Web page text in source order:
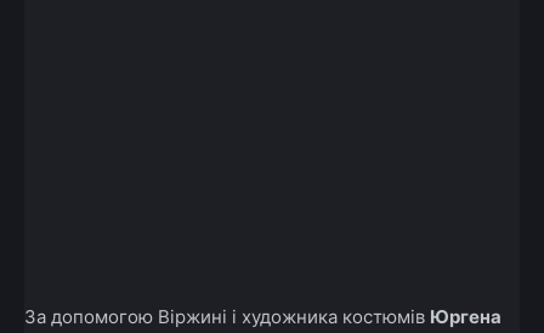
За допомогою Віржині і художника костюмів Юргена